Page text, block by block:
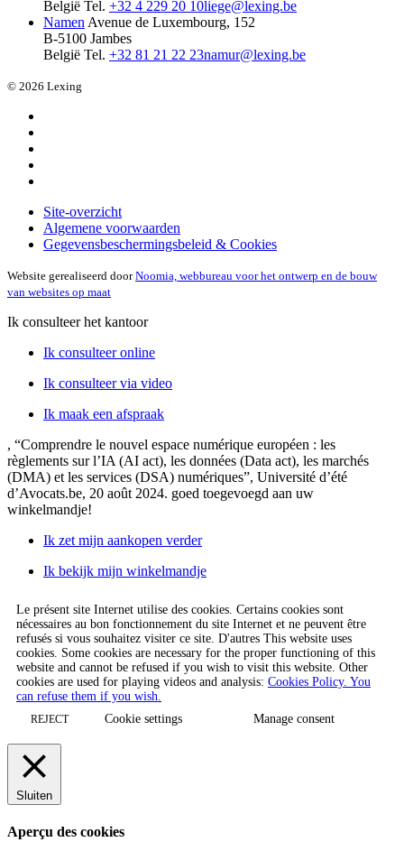
België Tel. +32 4 229 20 10liege@lexing.be
Namen Avenue de Luxembourg, 152
B-5100 Jambes
België Tel. +32 81 21 22 23namur@lexing.be
© 2026 Lexing
Site-overzicht
Algemene voorwaarden
Gegevensbeschermingsbeleid & Cookies
Website gerealiseerd doorNoomia, webbureau voor het ontwerp en de bouw
van websites op maat
Ik consulteer het kantoor
Ik consulteer online
Ik consulteer via video
Ik maak een afspraak
, “Comprendre le nouvel espace numérique européen : les
règlements sur l’IA (AI act), les données (Data act), les marchés
(DMA) et les services (DSA) numériques”, Université d’été
d’Avocats.be, 20 août 2024. goed toegevoegd aan uw
winkelmandje!
Ik zet mijn aankopen verder
Ik bekijk mijn winkelmandje
Le présent site Internet utilise des cookies. Certains cookies sont
nécessaires au bon fonctionnement du site Internet et ne peuvent être
refusés si vous souhaitez visiter ce site. D'autres This website uses
cookies. Some cookies are necessary for the proper functioning of this
website and cannot be refused if you wish to visit this website. Other
cookies are used for playing videos and analysis: Cookies Policy. You
can refuse them if you wish.
REJECT Cookie settings Manage consent
Sluiten
Aperçu des cookies